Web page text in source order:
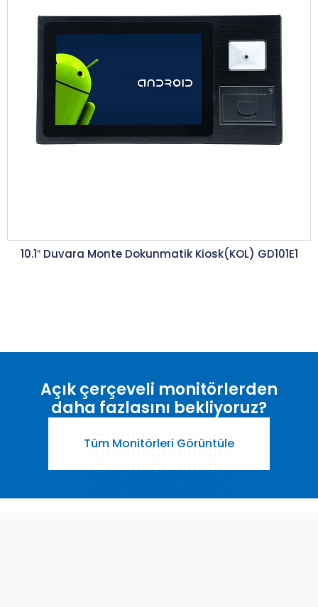
10.1″ Duvara Monte Dokunmatik Kiosk(KOL) GD101E1
Açık çerçeveli monitörlerden
daha fazlasını bekliyoruz?
Tüm Monitörleri Görüntüle